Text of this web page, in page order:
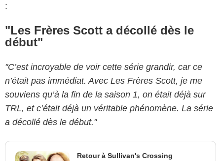
:
"Les Frères Scott a décollé dès le
début"
"C’est incroyable de voir cette série grandir, car ce
n’était pas immédiat. Avec Les Frères Scott, je me
souviens qu’à la fin de la saison 1, on était déjà sur
TRL, et c’était déjà un véritable phénomène. La série
a décollé dès le début."
Retour à Sullivan's Crossing